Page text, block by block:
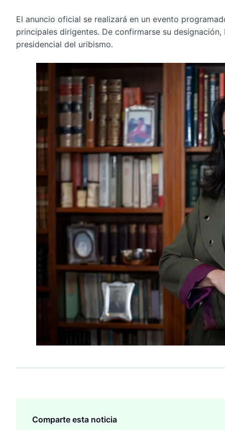
El anuncio oficial se realizará en un evento
principales dirigentes. De confirmarse su
presidencial del uribismo.
Comparte esta noticia